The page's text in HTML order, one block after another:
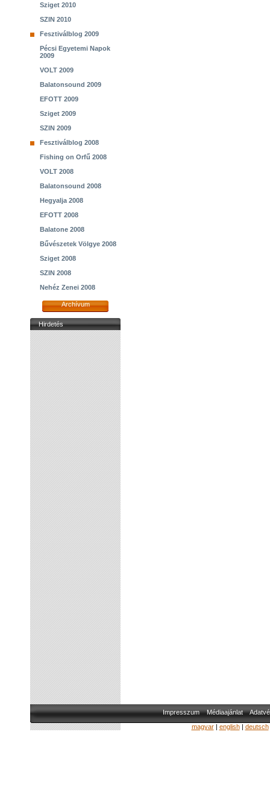
Sziget 2010
SZIN 2010
Fesztiválblog 2009
Pécsi Egyetemi Napok
2009
VOLT 2009
Balatonsound 2009
EFOTT 2009
Sziget 2009
SZIN 2009
Fesztiválblog 2008
Fishing on Orfű 2008
VOLT 2008
Balatonsound 2008
Hegyalja 2008
EFOTT 2008
Balatone 2008
Bűvészetek Völgye 2008
Sziget 2008
SZIN 2008
Nehéz Zenei 2008
Archívum
Hirdetés
Impresszum Médiaajánlat
magyar| english| deutsch